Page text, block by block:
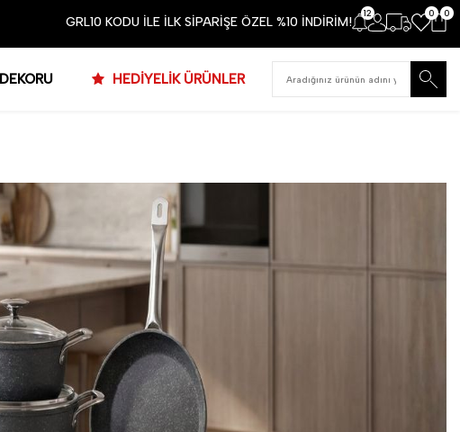
GRL10 KODU İLE İLK SİPARİŞE ÖZEL %10 İNDİRİM!
12 0 0
HEDİYELİK ÜRÜNLER